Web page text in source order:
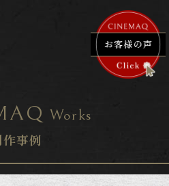
Works
事例